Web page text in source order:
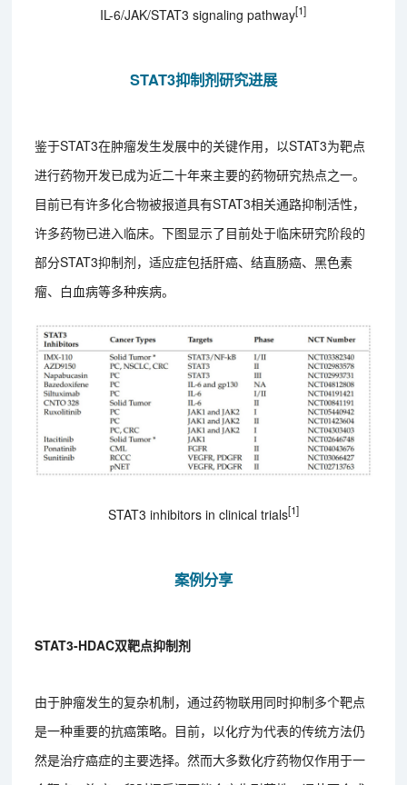
IL-6/JAK/STAT3 signaling pathway[1]
STAT3抑制剂研究进展
鉴于STAT3在肿瘤发生发展中的关键作用，以STAT3为靶点
进行药物开发已成为近二十年来主要的药物研究热点之一。
目前已有许多化合物被报道具有STAT3相关通路抑制活性，
许多药物已进入临床。下图显示了目前处于临床研究阶段的
部分STAT3抑制剂，适应症包括肝癌、结直肠癌、黑色素
瘤、白血病等多种疾病。
STAT3 inhibitors in clinical trials[1]
案例分享
STAT3-HDAC双靶点抑制剂
由于肿瘤发生的复杂机制，通过药物联用同时抑制多个靶点
是一种重要的抗癌策略。目前，以化疗为代表的传统方法仍
然是治疗癌症的主要选择。然而大多数化疗药物仅作用于一